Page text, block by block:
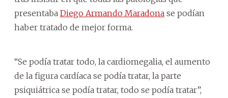
presentaba Diego Armando Maradona se podían
haber tratado de mejor forma.
“Se podía tratar todo, la cardiomegalia, el aumento
de la figura cardíaca se podía tratar, la parte
psiquiátrica se podía tratar, todo se podía tratar”,